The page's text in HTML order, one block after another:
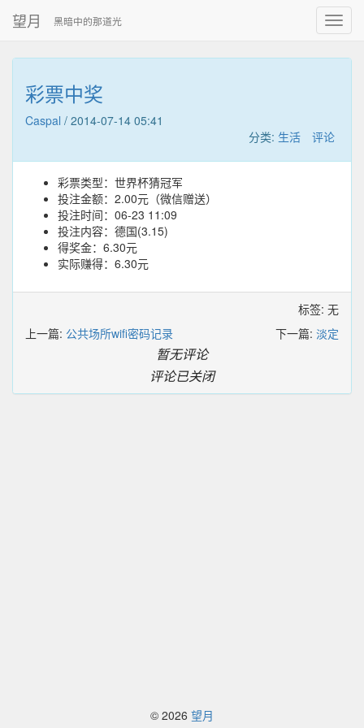
望月 黑暗中的那道光
彩票中奖
Caspal / 2014-07-14 05:41
分类: 生活 评论
彩票类型：世界杯猜冠军
投注金额：2.00元（微信赠送）
投注时间：06-23 11:09
投注内容：德国(3.15)
得奖金：6.30元
实际赚得：6.30元
标签: 无
上一篇: 公共场所wifi密码记录 下一篇: 淡定
暂无评论
评论已关闭
© 2026 望月